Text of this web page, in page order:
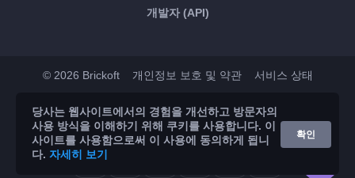
개발자 (API)
© 2026 Brickoft 개인정보 보호 및 약관 서비스 상태
App Store Google Play
당사는 웹사이트에서의 경험을 개선하고 방문자의
사용 방식을 이해하기 위해 쿠키를 사용합니다. 이
사이트를 사용함으로써 이 사용에 동의하게 됩니
다. 자세히 보기
확인